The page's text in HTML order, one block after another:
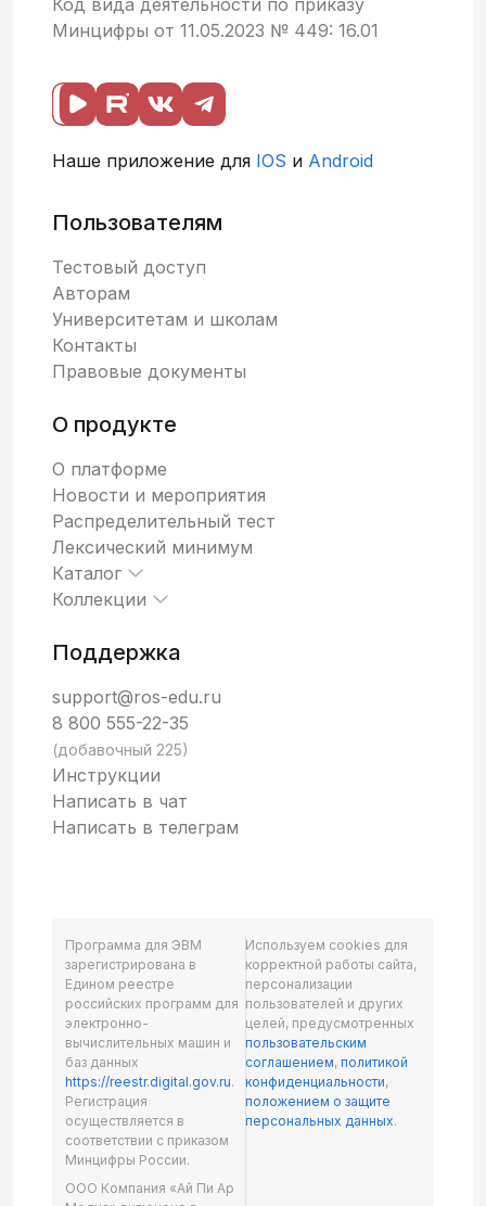
Минцифры от 11.05.2023 № 449: 16.01
Наше приложение для IOS и Android
Пользователям
Тестовый доступ
Авторам
Университетам и школам
Контакты
Правовые документы
О продукте
О платформе
Новости и мероприятия
Распределительный тест
Лексический минимум
Каталог
Коллекции
Поддержка
support@ros-edu.ru
8 800 555-22-35
(добавочный 225)
Инструкции
Написать в чат
Написать в телеграм
Программа для ЭВМ
зарегистрирована в
Едином реестре
российских программ для
электронно-
вычислительных машин и
баз данных
https://reestr.digital.gov.ru.
Регистрация
осуществляется в
соответствии с приказом
Минцифры России.
ООО Компания «Ай Пи Ар
Используем cookies для
корректной работы сайта,
персонализации
пользователей и других
целей, предусмотренных
пользовательским
соглашением,политикой
конфиденциальности,
положением о защите
персональных данных.